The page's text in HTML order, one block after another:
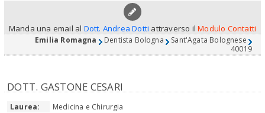
Manda una email al Dott. Andrea Dotti attraverso ilModulo Contatti
Emilia Romagna Dentista Bologna Sant'Agata Bolognese
40019
DOTT. GASTONE CESARI
Laurea: Medicina e Chirurgia